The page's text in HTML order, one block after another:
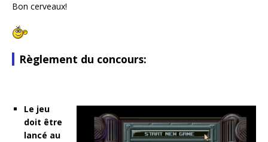
Bon cerveaux!
Règlement du concours:
Le jeu
doit être
lancé au